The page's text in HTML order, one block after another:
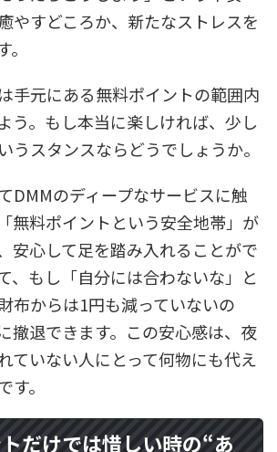
やすどころか、新たなストレスを
手元にある無料ポイントの範囲内
う。もし本当に楽しければ、少し
うスタンスならどうでしょうか。
DMMのディープなサービスに触
無料ポイントという安全地帯」が
安心して足を踏み入れることがで
、もし「自分には合わないな」と
布からは1円も減っていないの
撤退できます。この安心感は、夜
ていない人にとって何物にも代え
。
だけでは惜しい時の“あ